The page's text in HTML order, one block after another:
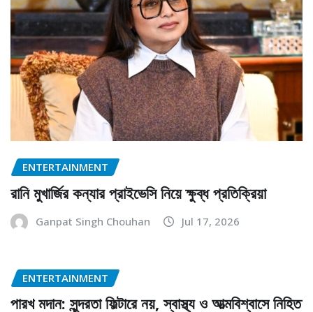
ENTERTAINMENT
রানি মুখার্জির কন্যার প্রাইভেসি নিয়ে ক্ষুব্ধ প্রতিক্রিয়া
Ganpat Singh Chouhan Jul 17, 2026
ENTERTAINMENT
পারখ মদান: সুন্দরতা ফিল্টারে নয়, স্বাস্থ্য ও আত্মবিশ্বাসে নিহিত